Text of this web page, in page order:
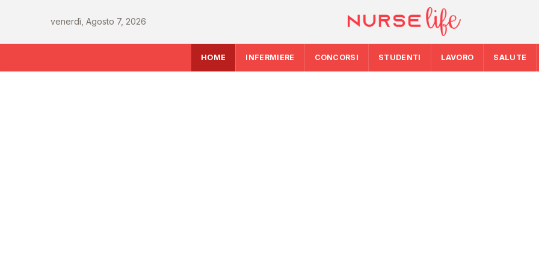
venerdì, Agosto 7, 2026
HOME INFERMIERE CONCORSI STUDENTI LAVORO SALUTE